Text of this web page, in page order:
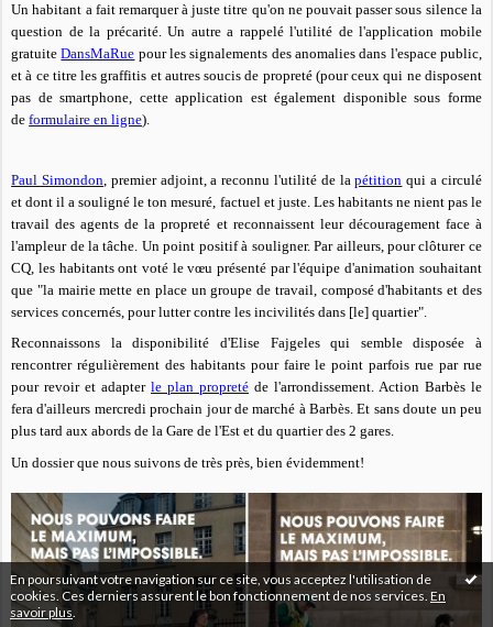
En poursuivant votre navigation sur ce site, vous acceptez l'utilisation de
cookies. Ces derniers assurent le bon fonctionnement de nos services. En
savoir plus
Un habitant a fait remarquer à juste titre qu'on ne pouvait passer sous silence la
question de la précarité.Un autre a rappelé l'utilité de l'application mobile
gratuite DansMaRue pour les signalements des anomalies dans l'espace public,
et à ce titre les graffitis et autres soucis de propreté (pour ceux qui ne disposent
pas de smartphone, cette application est également disponible sous forme
deformulaire en ligne).
Paul Simondon, premier adjoint, a reconnu l'utilité de la pétition qui a circulé
et dont il a souligné le ton mesuré, factuel et juste. Les habitants ne nient pas le
travail des agents de la propreté et reconnaissent leur découragement face à
l'ampleur de la tâche. Un point positif à souligner.Par ailleurs, pour clôturer ce
CQ, les habitants ont voté le vœu présenté par l'équipe d'animation souhaitant
que "la mairie mette en place un groupe de travail, composé d'habitants et des
services concernés, pour lutter contre les incivilités dans [le] quartier".
Reconnaissons la disponibilité d'Elise Fajgeles qui semble disposée à
rencontrer régulièrement des habitants pour faire le point parfois rue par rue
pour revoir et adapter le plan propreté de l'arrondissement. Action Barbès le
fera d'ailleurs mercredi prochain jour de marché à Barbès. Et sans doute un peu
plus tard aux abords de la Gare de l'Est et du quartier des 2 gares.
Un dossier que nous suivons de très près, bien évidemment!